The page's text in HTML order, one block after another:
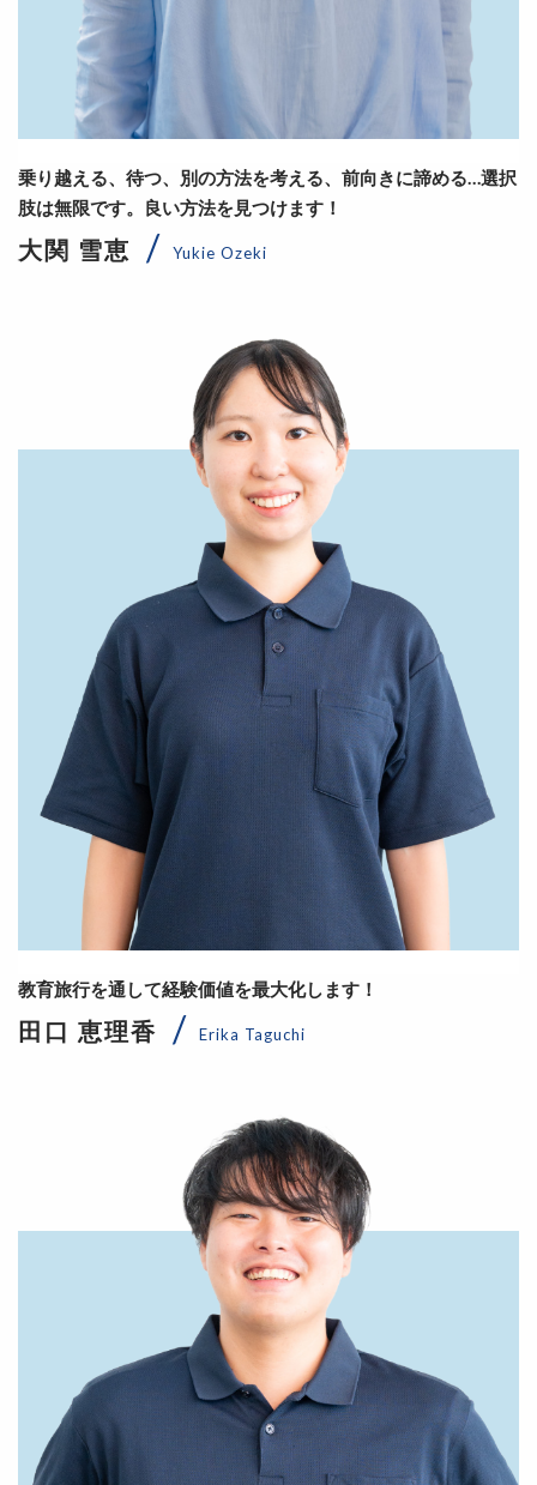
乗り越える、待つ、別の方法を考える、前向きに諦める…選択
肢は無限です。良い方法を見つけます！
大関 雪恵 Yukie Ozeki
教育旅行を通して経験価値を最大化します！
田口 恵理香 Erika Taguchi